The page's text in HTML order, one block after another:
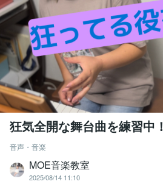
狂気全開な舞台曲を練習中！
音声・音楽
MOE音楽教室
2025/08/14 11:10